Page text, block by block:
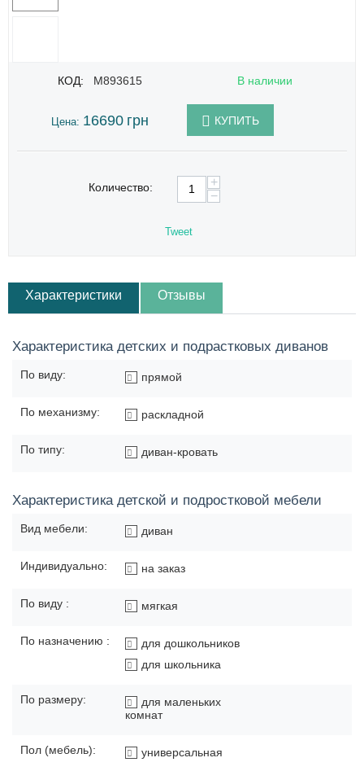
КОД: M893615 В наличии
Цена: 16690 грн КУПИТЬ
Количество:
+
−
Tweet
Характеристики Отзывы
Характеристика детских и подрастковых диванов
По виду: прямой
По механизму: раскладной
По типу: диван-кровать
Характеристика детской и подростковой мебели
Вид мебели: диван
Индивидуально: на заказ
По виду : мягкая
По назначению :
для дошкольников
для школьника
По размеру:
для маленьких
комнат
Пол (мебель): универсальная